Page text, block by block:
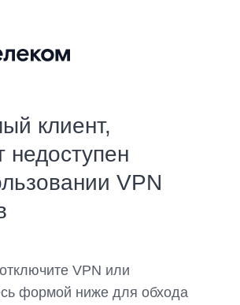
клиент,
недоступен
VPN
VPN или
формой ниже для обхода